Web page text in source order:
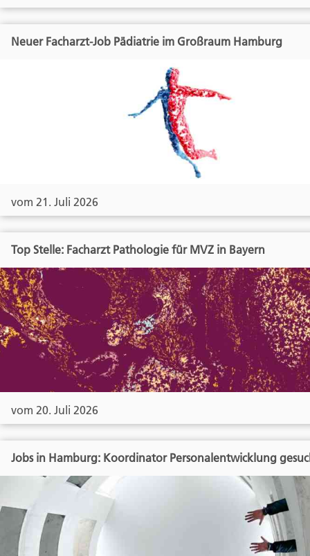
Neuer Facharzt-Job Pädiatrie im Großraum Hamburg
vom 21. Juli 2026
Top Stelle: Facharzt Pathologie für MVZ in Bayern
vom 20. Juli 2026
Jobs in Hamburg: Koordinator Personalentwicklung